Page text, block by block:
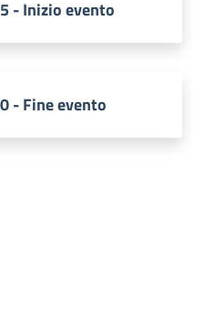
- Inizio evento
- Fine evento